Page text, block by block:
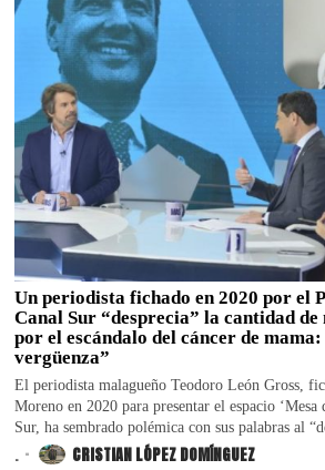
Un periodista fichado en 2020 por el
Canal Sur “desprecia” la cantidad
por el escándalo del cáncer de mama:
vergüenza”
El periodista malagueño Teodoro León Gross,
Moreno en 2020 para presentar el espacio ‘Mesa
Sur, ha sembrado polémica con sus palabras al
. CRISTIAN LÓPEZ DOMÍNGUEZ